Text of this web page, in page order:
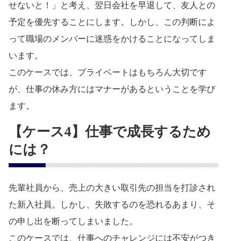
せないと！」と考え、翌日会社を早退して、友人との
予定を優先することにします。しかし、この判断によ
って職場のメンバーに迷惑をかけることになってしま
います。
このケースでは、プライベートはもちろん大切です
が、仕事の休み方にはマナーがあるということを学び
ます。
【ケース4】仕事で成長するため
には？
先輩社員から、売上の大きい取引先の担当を打診され
た新入社員。しかし、失敗するのを恐れるあまり、そ
の申し出を断ってしまいました。
このケースでは、仕事へのチャレンジには不安がつき